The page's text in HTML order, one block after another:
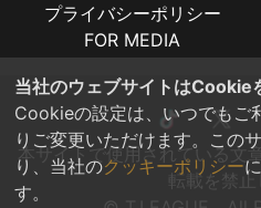
プライバシーポリシー
FOR MEDIA
本サイトで使用されている文
転載を禁
当社のウェブサイトはCookie
Cookieの設定は、いつでもご
りご変更いただけます。この
り、当社のクッキーポリシー
す。